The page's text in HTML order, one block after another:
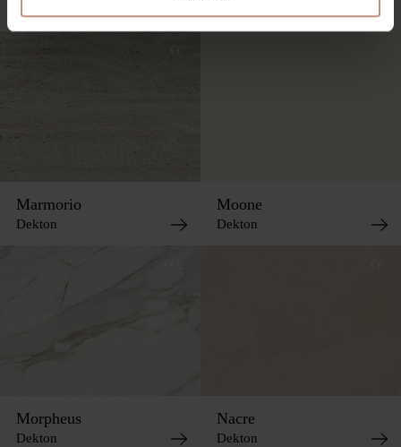
€€
Marmorio
Dekton
Moone
Dekton
Morpheus
Dekton
Nacre
Dekton